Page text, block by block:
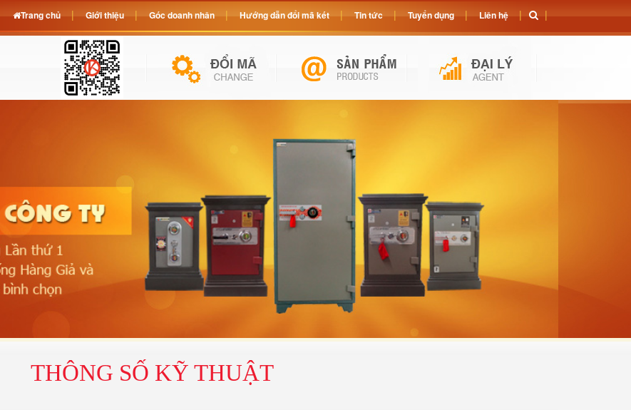
THÔNG SỐ KỸ THUẬT
Trang chủ Giới thiệu Góc doanh nhân Hướng dẫn đổi mã két Tin tức Tuyển dụng Liên hệ